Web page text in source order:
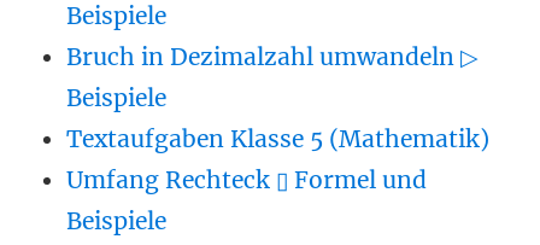
Beispiele
Bruch in Dezimalzahl umwandeln ▷
Beispiele
Textaufgaben Klasse 5 (Mathematik)
Umfang Rechteck ▯ Formel und
Beispiele